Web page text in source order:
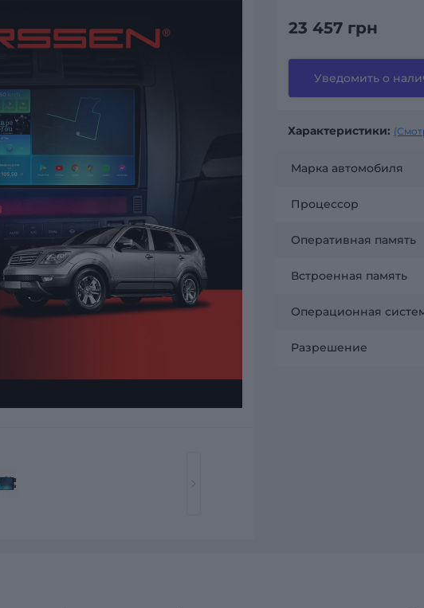
23 457 грн
Уведомить о
Характеристики:
Марка автомобиля
Процессор
Оперативная память
Встроенная память
Операционная
Разрешение